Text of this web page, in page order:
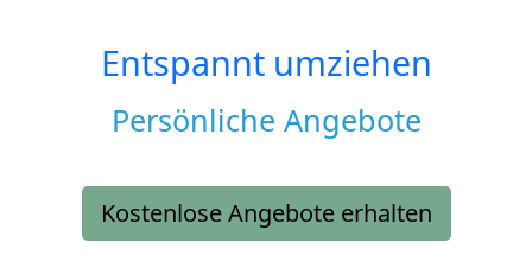
Entspannt umziehen
Persönliche Angebote
Kostenlose Angebote erhalten